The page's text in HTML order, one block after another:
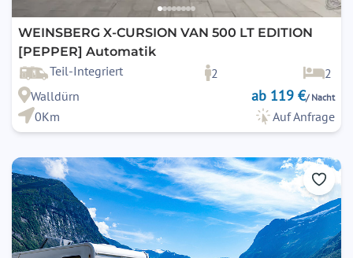
WEINSBERG X-CURSION VAN 500 LT EDITION
[PEPPER] Automatik
Teil-Integriert 2
2
Walldürn
ab 119 €/ Nacht
0Km Auf Anfrage